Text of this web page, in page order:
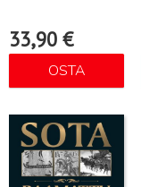
33,90 €
OSTA
Lue lisää